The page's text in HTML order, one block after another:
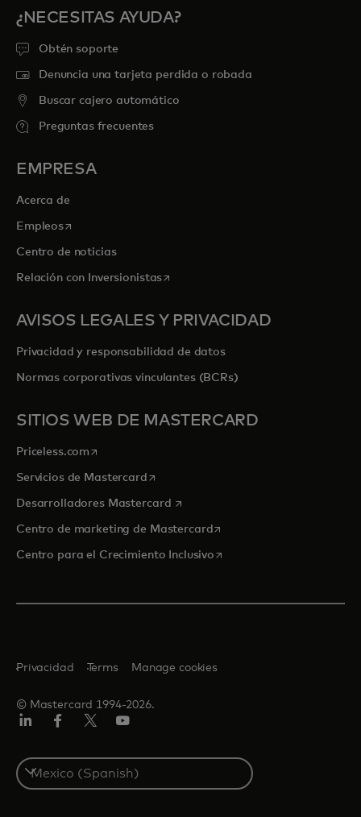
¿NECESITAS AYUDA?
Obtén soporte
Denuncia una tarjeta perdida o robada
Buscar cajero automático
Preguntas frecuentes
EMPRESA
Acerca de
Empleosse abre en una pestaña nueva
Centro de noticias
Relación con Inversionistasse abre en una pestaña nueva
AVISOS LEGALES Y PRIVACIDAD
Privacidad y responsabilidad de datos
Normas corporativas vinculantes (BCRs)
SITIOS WEB DE MASTERCARD
Priceless.com se abre en una pestaña nueva
Servicios de Mastercardse abre en una pestaña nueva
Desarrolladores Mastercard se abre en una pestaña nueva
Centro de marketing de Mastercardse abre en una pestaña
Centro para el Crecimiento Inclusivose abre en una pestaña
© Mastercard 1994-2026.
Privacidad Terms Manage cookies
Select
a
country